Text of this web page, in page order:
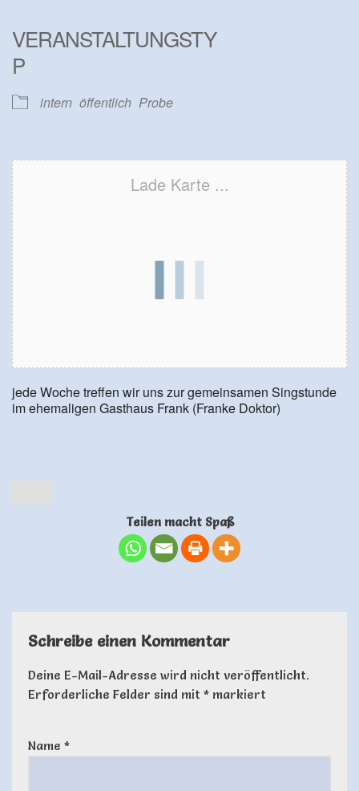
VERANSTALTUNGSTY
P
intern öffentlich Probe
Lade Karte ...
jede Woche treffen wir uns zur gemeinsamen Singstunde
im ehemaligen Gasthaus Frank (Franke Doktor)
Teilen macht Spaß
Schreibe einen Kommentar
Deine E-Mail-Adresse wird nicht veröffentlicht.
Erforderliche Felder sind mit * markiert
Name *